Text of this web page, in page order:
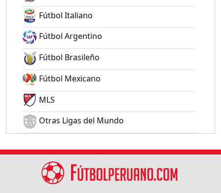
Fútbol Italiano
Fútbol Argentino
Fútbol Brasileño
Fútbol Mexicano
MLS
Otras Ligas del Mundo